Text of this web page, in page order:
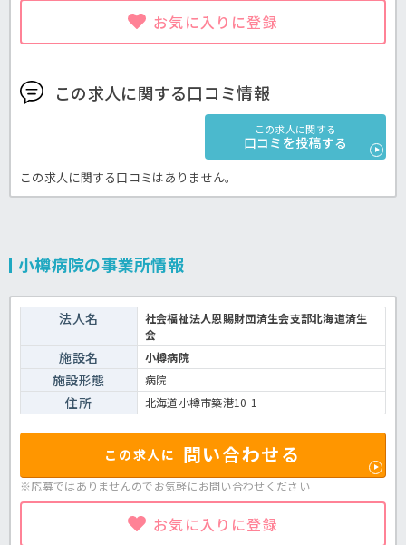
お気に入りに登録
この求人に関する口コミ情報
この求人に関する
口コミを投稿する
この求人に関する口コミはありません。
小樽病院の事業所情報
法人名
社会福祉法人恩賜財団済生会支部北海道済生
会
施設名 小樽病院
施設形態 病院
住所 北海道小樽市築港10-1
この求人に 問い合わせる
※応募ではありませんのでお気軽にお問い合わせください
お気に入りに登録